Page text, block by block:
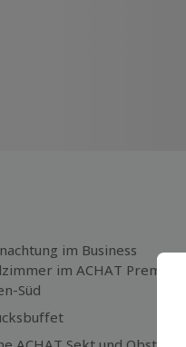
im Business
im ACHAT Premium
Süd